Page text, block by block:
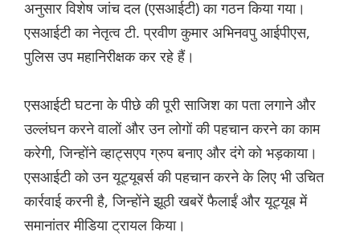
अनुसार विशेष जांच दल (एसआईटी) का गठन किया गया।
एसआईटी का नेतृत्व टी. प्रवीण कुमार अभिनवपु आईपीएस,
पुलिस उप महानिरीक्षक कर रहे हैं।
एसआईटी घटना के पीछे की पूरी साजिश का पता लगाने और
उल्लंघन करने वालों और उन लोगों की पहचान करने का काम
करेगी, जिन्होंने व्हाट्सएप ग्रुप बनाए और दंगे को भड़काया।
एसआईटी को उन यूट्यूबर्स की पहचान करने के लिए भी उचित
कार्रवाई करनी है, जिन्होंने झूठी खबरें फैलाईं और यूट्यूब में
समानांतर मीडिया ट्रायल किया।